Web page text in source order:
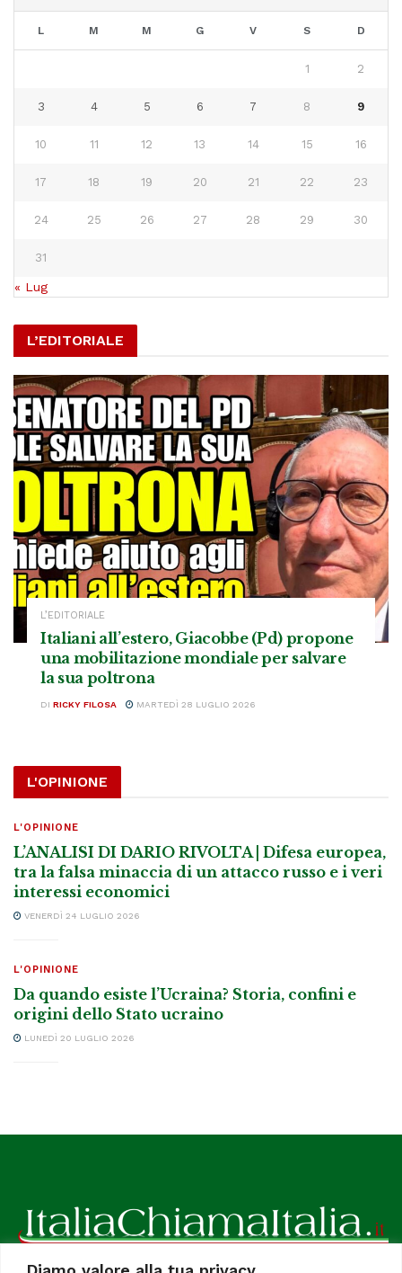
L M M G V S D
1 2
3 4 5 6 7 8 9
10 11 12 13 14 15 16
17 18 19 20 21 22 23
24 25 26 27 28 29 30
31
« Lug
L’EDITORIALE
L’EDITORIALE
Italiani all’estero, Giacobbe (Pd) propone
una mobilitazione mondiale per salvare
la sua poltrona
DI RICKY FILOSA MARTEDÌ 28 LUGLIO 2026
L'OPINIONE
L'OPINIONE
L’ANALISI DI DARIO RIVOLTA | Difesa europea,
tra la falsa minaccia di un attacco russo e i veri
interessi economici
VENERDÌ 24 LUGLIO 2026
L'OPINIONE
Da quando esiste l’Ucraina? Storia, confini e
origini dello Stato ucraino
LUNEDÌ 20 LUGLIO 2026